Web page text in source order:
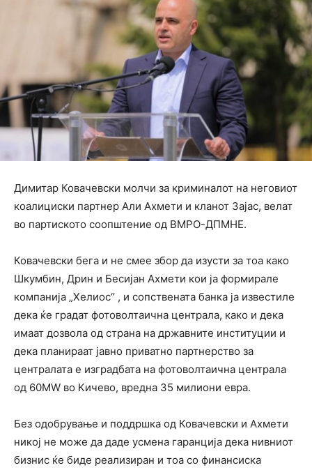
Димитар Ковачевски молчи за криминалот на неговиот
коалициски партнер Али Ахмети и кланот Зајас, велат
во партиското соопштение од ВМРО-ДПМНЕ.
Ковачевски бега и не смее збор да изусти за тоа како
Шкумбин, Дрин и Бесијан Ахмети кои ја формирале
компанија „Хелиос“ , и сопствената банка ја известиле
дека ќе градат фотоволтаична централа, како и дека
имаат дозвола од страна на државните институции и
дека планираат јавно приватно партнерство за
централата е изградбата на фотоволтаична централа
од 60МW во Кичево, вредна 35 милиони евра.
Без одобрување и поддршка од Ковачевски и Ахмети
никој не може да даде усмена гаранција дека нивниот
бизнис ќе биде реализиран и тоа со финансиска